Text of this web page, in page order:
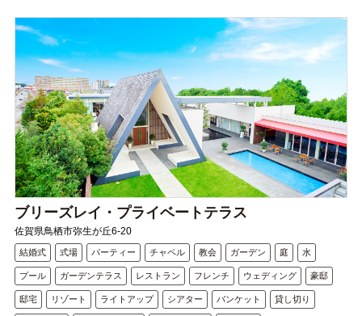
ブリーズレイ・プライベートテラス
佐賀県鳥栖市弥生が丘6-20
結婚式 式場 パーティー チャペル 教会 ガーデン 庭 水
プール ガーデンテラス レストラン フレンチ ウェディング 豪邸
邸宅 リゾート ライトアップ シアター バンケット 貸し切り